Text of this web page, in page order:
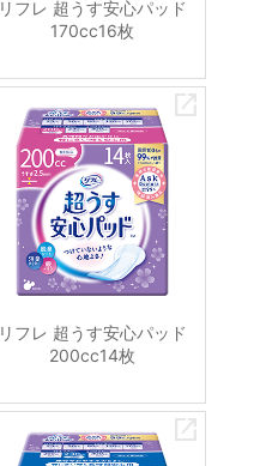
リフレ 超うす安心パッド
170cc16枚
リフレ 超うす安心パッド
200cc14枚